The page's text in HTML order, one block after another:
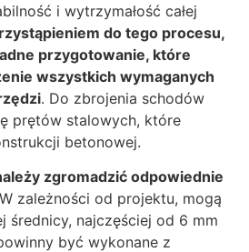
i wytrzymałość całej
do tego procesu,
przygotowanie, które
wszystkich wymaganych
. Do zbrojenia schodów
prętów stalowych, które
betonowej.
zgromadzić odpowiednie
zależności od projektu, mogą
średnicy, najczęściej od 6 mm
być wykonane z